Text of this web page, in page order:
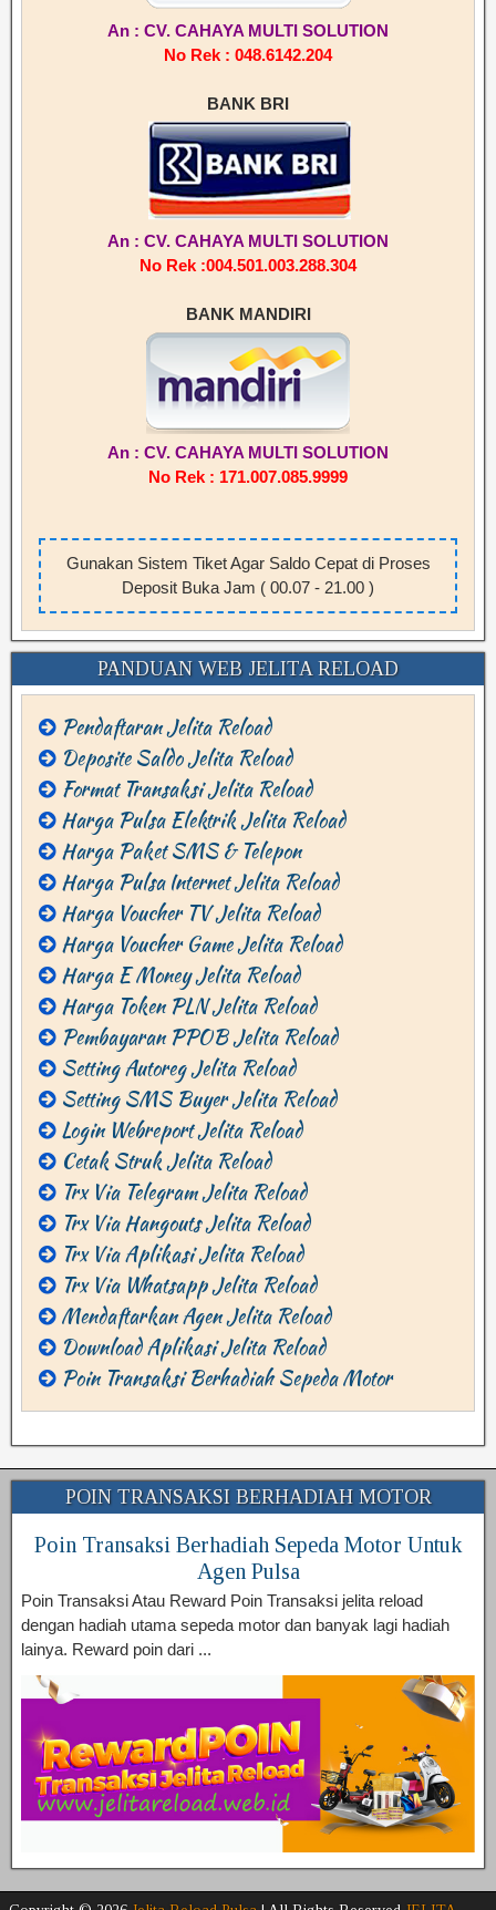
An : CV. CAHAYA MULTI SOLUTION
No Rek : 048.6142.204
BANK BRI
An : CV. CAHAYA MULTI SOLUTION
No Rek :004.501.003.288.304
BANK MANDIRI
An : CV. CAHAYA MULTI SOLUTION
No Rek : 171.007.085.9999
Gunakan Sistem Tiket Agar Saldo Cepat di Proses
Deposit Buka Jam ( 00.07 - 21.00 )
PANDUAN WEB JELITA RELOAD
Pendaftaran Jelita Reload
Deposite Saldo Jelita Reload
Format Transaksi Jelita Reload
Harga Pulsa Elektrik Jelita Reload
Harga Paket SMS & Telepon
Harga Pulsa Internet Jelita Reload
Harga Voucher TV Jelita Reload
Harga Voucher Game Jelita Reload
Harga E Money Jelita Reload
Harga Token PLN Jelita Reload
Pembayaran PPOB Jelita Reload
Setting Autoreg Jelita Reload
Setting SMS Buyer Jelita Reload
Login Webreport Jelita Reload
Cetak Struk Jelita Reload
Trx Via Telegram Jelita Reload
Trx Via Hangouts Jelita Reload
Trx Via Aplikasi Jelita Reload
Trx Via Whatsapp Jelita Reload
Mendaftarkan Agen Jelita Reload
Download Aplikasi Jelita Reload
Poin Transaksi Berhadiah Sepeda Motor
POIN TRANSAKSI BERHADIAH MOTOR
Poin Transaksi Berhadiah Sepeda Motor Untuk
Agen Pulsa
Poin Transaksi Atau Reward Poin Transaksi jelita reload
dengan hadiah utama sepeda motor dan banyak lagi hadiah
lainya. Reward poin dari ...